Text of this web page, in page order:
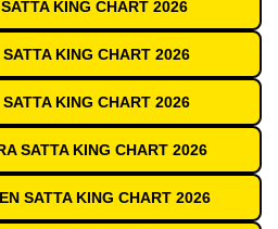
KING CHART 2026
KING CHART 2026
KING CHART 2026
SATTA KING CHART 2026
SATTA KING CHART 2026